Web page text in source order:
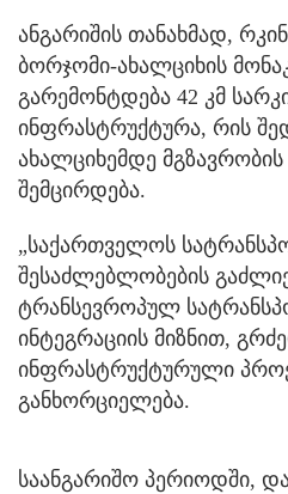
ანგარიშის თანახმად,
ბორჯომი-ახალციხის
გარემონტდება 42 კმ
ინფრასტრუქტურა, რის
ახალციხემდე
შემცირდება.
„საქართველოს
შესაძლებლობების
ტრანსევროპულ
ინტეგრაციის მიზნით,
ინფრასტრუქტურული
განხორციელება.
საანგარიშო პერიოდში,